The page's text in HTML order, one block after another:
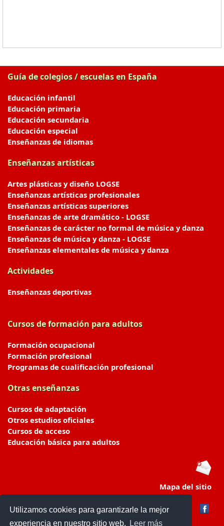
Utilizamos cookies para garantizarle la mejor
experiencia en nuestro sitio web.
Leer más
Guía de colegios / escuelas en España
Educación infantil
Educación primaria
Educación secundaria
Educación especial
Enseñanzas de idiomas
Enseñanzas artísticas
Artes plásticas y diseño LOGSE
Enseñanzas artísticas profesionales
Enseñanzas artísticas superiores
Enseñanzas de arte dramático - LOGSE
Enseñanzas de carácter no formal de música y danza
Enseñanzas de música y danza - LOGSE
Enseñanzas elementales de música y danza
Actividades
Enseñanzas deportivas
Cursos de formación para adultos
Formación ocupacional
Formación profesional
Programas de cualificación profesional
Otras enseñanzas
Cursos de adaptación
Otros estudios oficiales
Cursos de acceso
Educación básica para adultos
Mapa del sitio